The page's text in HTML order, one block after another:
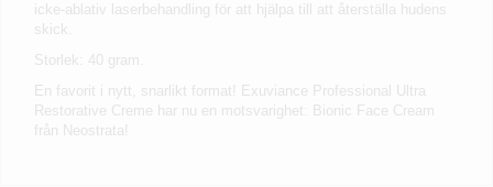
icke-ablativ laserbehandling för att hjälpa till att återställa hudens
skick.
Storlek: 40 gram.
En favorit i nytt, snarlikt format! Exuviance Professional Ultra
Restorative Creme har nu en motsvarighet: Bionic Face Cream
från Neostrata!